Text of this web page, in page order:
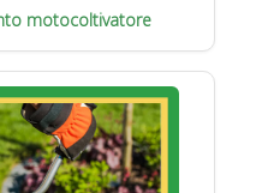
motocoltivatore